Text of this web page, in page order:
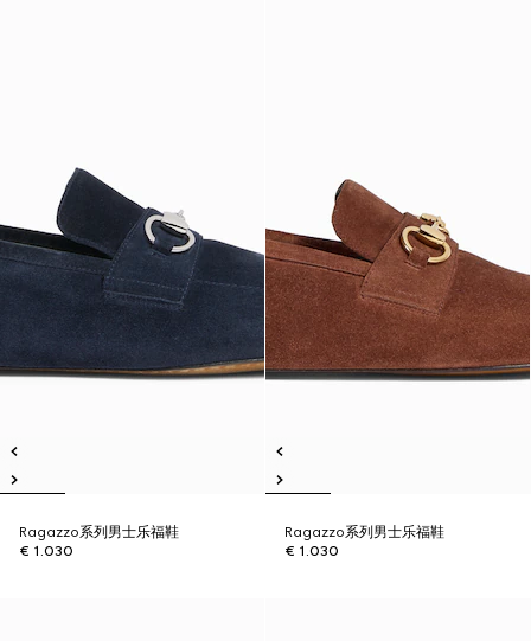
Ragazzo系列男士乐福鞋
€ 1.030
Ragazzo系列男士乐福鞋
€ 1.030